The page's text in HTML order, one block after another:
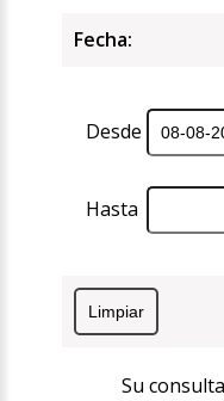
Fecha:
Desde
Hasta
Su